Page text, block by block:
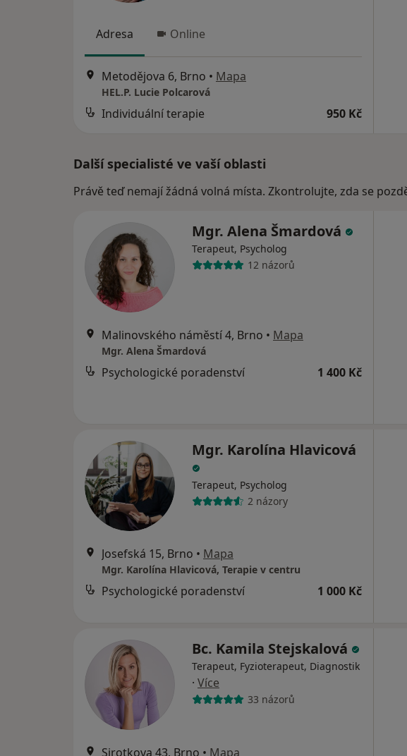
Adresa Online
Metodějova 6, Brno • Mapa
HEL.P. Lucie Polcarová
Individuální terapie 950 Kč
Další specialisté ve vaší oblasti
Právě teď nemají žádná volná místa. Zkontrolujte, zda se
Mgr. Alena Šmardová
Terapeut, Psycholog
12 názorů
Malinovského náměstí 4, Brno • Mapa
Mgr. Alena Šmardová
Psychologické poradenství 1 400 Kč
Mgr. Karolína Hlavicová
Terapeut, Psycholog
2 názory
Josefská 15, Brno • Mapa
Mgr. Karolína Hlavicová, Terapie v centru
Psychologické poradenství 1 000 Kč
Bc. Kamila Stejskalová
Terapeut, Fyzioterapeut, Diagnostik
· Více
33 názorů
Sirotkova 43, Brno • Mapa